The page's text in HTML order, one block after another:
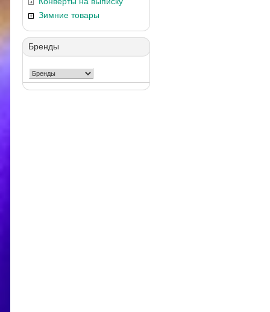
Зимние товары
Бренды